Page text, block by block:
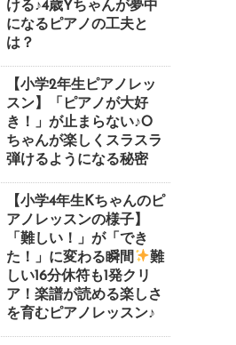
ける♪4歳Yちゃんが夢中
になるピアノの工夫と
は？
【小学2年生ピアノレッ
スン】「ピアノが大好
き！」が止まらない♪O
ちゃんが楽しくスラスラ
弾けるようになる秘密
【小学4年生Kちゃんのピ
アノレッスンの様子】
「難しい！」が「でき
た！」に変わる瞬間
⁠難
しい16分休符も1発クリ
ア！楽譜が読める楽しさ
を育むピアノレッスン♪⁠